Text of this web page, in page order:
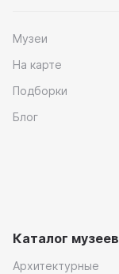
Музеи
На карте
Подборки
Блог
Каталог музеев
Архитектурные